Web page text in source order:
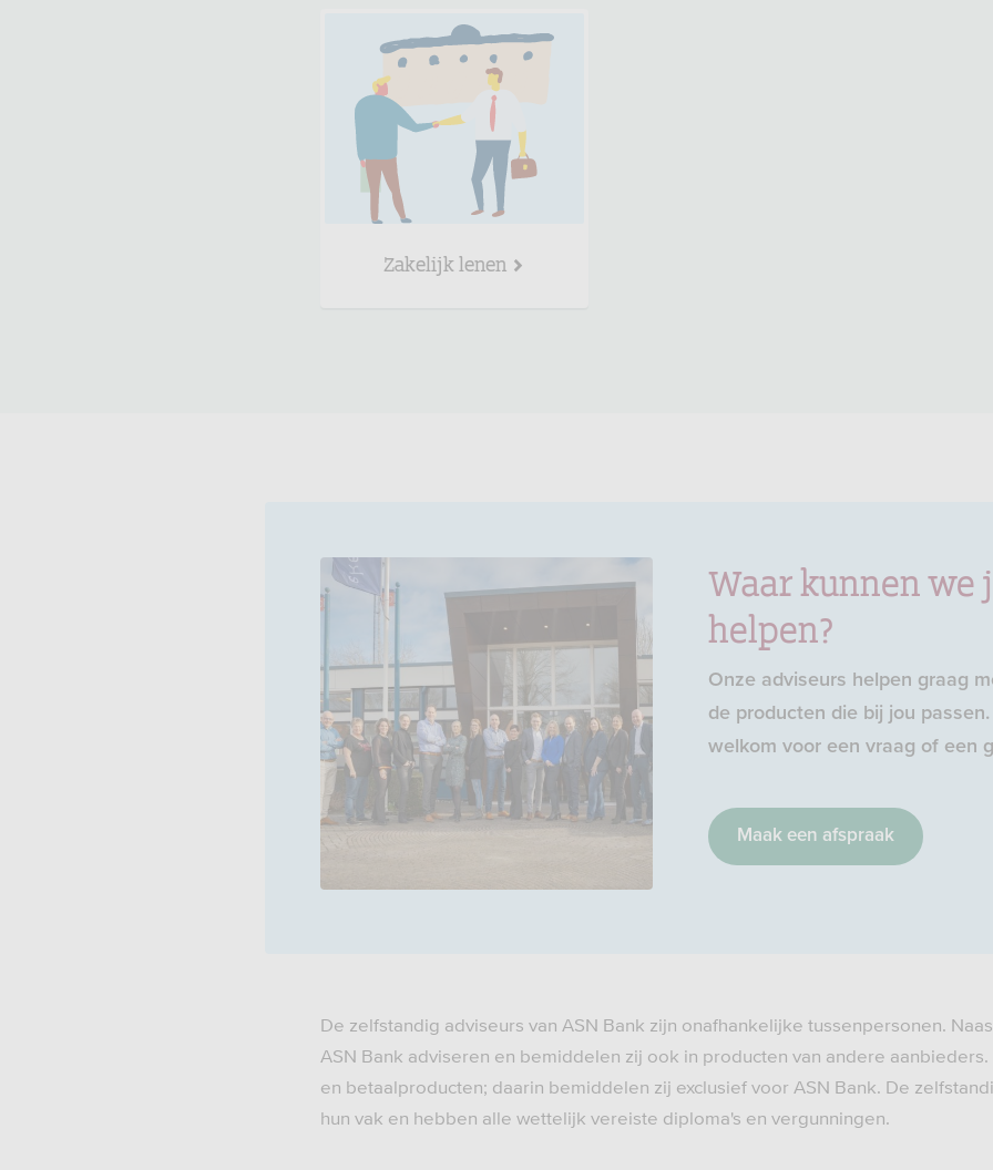
Zakelijk lenen
Waar kunnen we
helpen?
Onze adviseurs helpen graag
de producten die bij jou
welkom voor een vraag of een
Maak een afspraak
De zelfstandig adviseurs van ASN Bank zijn onafhankelijke tussenpersonen.
ASN Bank adviseren en bemiddelen zij ook in producten van andere
en betaalproducten; daarin bemiddelen zij exclusief voor ASN Bank. De
hun vak en hebben alle wettelijk vereiste diploma's en vergunningen.